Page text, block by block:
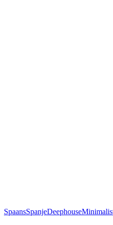
SpaansSpanjeDeephouse